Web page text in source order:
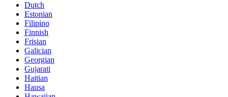
Dutch
Estonian
Filipino
Finnish
Frisian
Galician
Georgian
Gujarati
Haitian
Hausa